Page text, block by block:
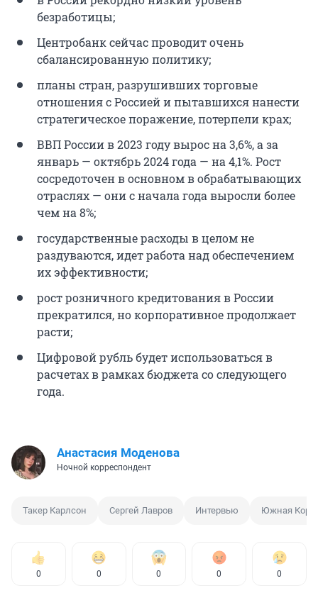
безработицы;
Центробанк сейчас проводит очень
сбалансированную политику;
планы стран, разрушивших торговые
отношения с Россией и пытавшихся нанести
стратегическое поражение, потерпели крах;
ВВП России в 2023 году вырос на 3,6%, а за
январь — октябрь 2024 года — на 4,1%. Рост
сосредоточен в основном в обрабатывающих
отраслях — они с начала года выросли более
чем на 8%;
государственные расходы в целом не
раздуваются, идет работа над обеспечением
их эффективности;
рост розничного кредитования в России
прекратился, но корпоративное продолжает
расти;
Цифровой рубль будет использоваться в
расчетах в рамках бюджета со следующего
года.
Анастасия Моденова
Ночной корреспондент
Такер Карлсон Сергей Лавров Интервью Южная
0 0 0 0 0